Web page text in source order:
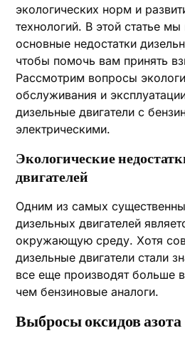
экологических норм и
технологий. В этой статье
основные недостатки
чтобы помочь вам принять
Рассмотрим вопросы
обслуживания и
дизельные двигатели с
электрическими.
Экологические
двигателей
Одним из самых
дизельных двигателей
окружающую среду. Хотя
дизельные двигатели стали
все еще производят больше
чем бензиновые аналоги.
Выбросы оксидов